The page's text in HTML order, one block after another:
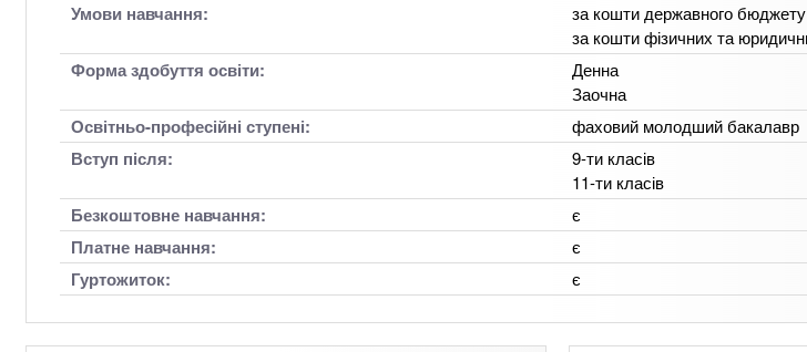
Умови навчання:
за кошти державного
за кошти фізичних та
Форма здобуття освіти:
Денна
Заочна
Освітньо-професійні ступені: фаховий молодший бакалавр
Вступ після:
9-ти класів
11-ти класів
Безкоштовне навчання: є
Платне навчання: є
Гуртожиток: є